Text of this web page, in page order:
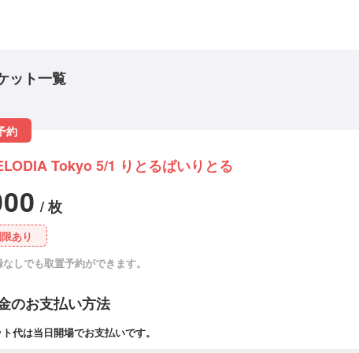
ット一覧
約
Tokyo 5/1 りとるばいりとる
/ 枚
あり
しでも取置予約ができます。
のお支払い方法
代は当日開場でお支払いです。